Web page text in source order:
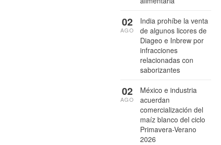
India prohíbe la venta
de algunos licores de
Diageo e Inbrew por
infracciones
relacionadas con
saborizantes
02
AGO
México e industria
acuerdan
comercialización del
maíz blanco del ciclo
Primavera-Verano
2026
02
AGO